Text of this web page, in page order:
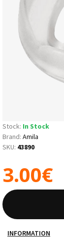
Stock: In Stock
Brand: Amila
SKU: 43890
3.00€
INFORMATION